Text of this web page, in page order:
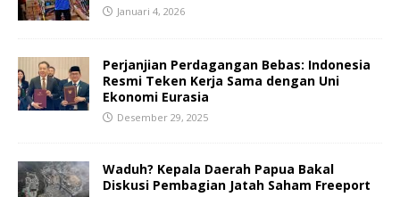
Januari 4, 2026
Perjanjian Perdagangan Bebas: Indonesia
Resmi Teken Kerja Sama dengan Uni
Ekonomi Eurasia
Desember 29, 2025
Waduh? Kepala Daerah Papua Bakal
Diskusi Pembagian Jatah Saham Freeport